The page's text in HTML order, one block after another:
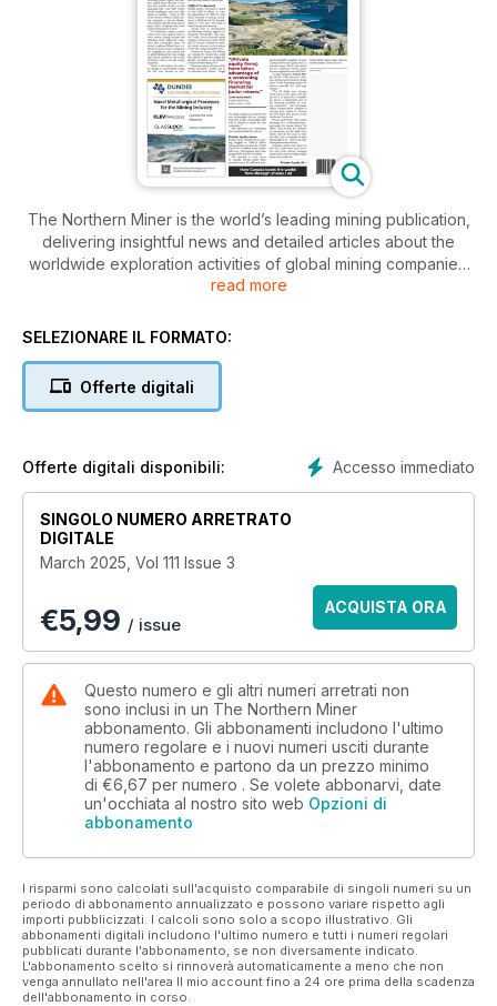
The Northern Miner is the world’s leading mining publication,
delivering insightful news and detailed articles about the
worldwide exploration activities of global mining companies.
The Northern Miner’s journalists visit mining sites regularly
a biweekly basis. They provide concise and expert findings
Coverage also includes regulatory issues, stock markets,
political climates and more!
read more
SELEZIONARE IL FORMATO:
Offerte digitali
Accesso immediato
Offerte digitali disponibili:
SINGOLO NUMERO ARRETRATO
DIGITALE
March 2025, Vol 111 Issue 3
€5,99 / issue
ACQUISTA ORA
Questo numero e gli altri numeri arretrati non
sono inclusi in un The Northern Miner
abbonamento. Gli abbonamenti includono l'ultimo
numero regolare e i nuovi numeri usciti durante
l'abbonamento e partono da un prezzo minimo
di €6,67 per numero . Se volete abbonarvi, date
un'occhiata al nostro sito web Opzioni di
abbonamento
I risparmi sono calcolati sull'acquisto comparabile di singoli numeri su un
periodo di abbonamento annualizzato e possono variare rispetto agli
importi pubblicizzati. I calcoli sono solo a scopo illustrativo. Gli
abbonamenti digitali includono l'ultimo numero e tutti i numeri regolari
pubblicati durante l'abbonamento, se non diversamente indicato.
L'abbonamento scelto si rinnoverà automaticamente a meno che non
venga annullato nell'area Il mio account fino a 24 ore prima della scadenza
dell'abbonamento in corso.